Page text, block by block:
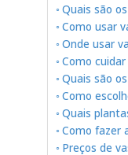
Quais são
Como usar
Onde usar
Como
Quais são
Como
Quais
Como fazer
Preços de